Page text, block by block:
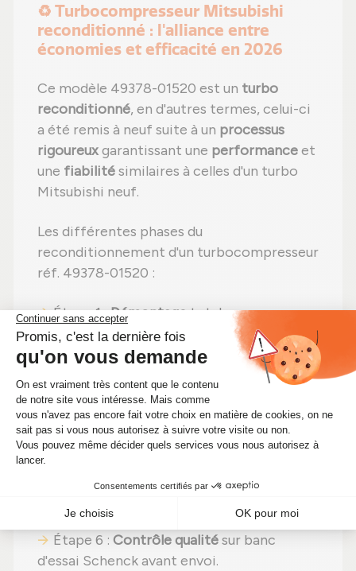
♻️ Turbocompresseur Mitsubishi
reconditionné : l'alliance entre
économies et efficacité en 2026
Ce modèle 49378-01520 est un turbo
reconditionné, en d'autres termes, celui-ci
a été remis à neuf suite à un processus
rigoureuxgarantissant une performanceet
une fiabilitésimilaires à celles d'un turbo
Mitsubishi neuf.
Les différentes phases du
reconditionnement d'un turbocompresseur
réf. 49378-01520 :
Étape 1 :Démontagetotal pour un
contrôle complet ;
Étape 2 :Nettoyage minutieuxpour
Étape 3 :Examen détaillé
composants ;
Étape 4 :Remplacement des pièces
abîmées
Réassemblage
avec des
constructeur ;
Étape 6 : Contrôle qualitésur banc
d'essai Schenck avant envoi.